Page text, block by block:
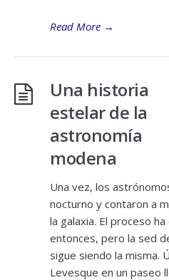
Read More →
Una historia
estelar de la
astronomía
modena
Una vez, los
nocturno y contaron a
la galaxia. El proceso
entonces, pero la sed
sigue siendo la misma.
Levesque en un paseo